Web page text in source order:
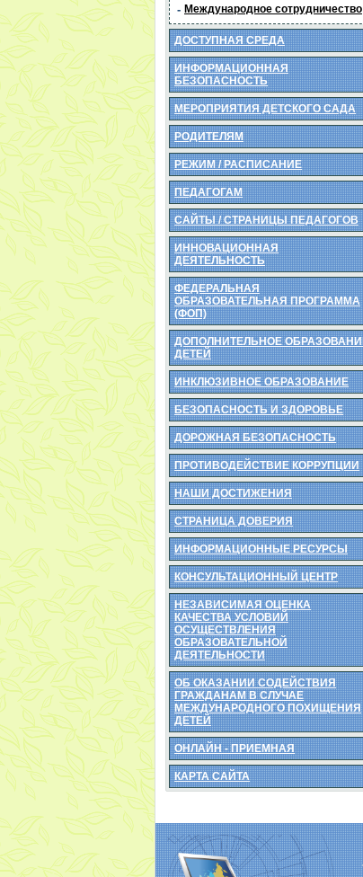
- Международное сотрудничество
ДОСТУПНАЯ СРЕДА
ИНФОРМАЦИОННАЯ
БЕЗОПАСНОСТЬ
МЕРОПРИЯТИЯ ДЕТСКОГО САДА
РОДИТЕЛЯМ
РЕЖИМ / РАСПИСАНИЕ
ПЕДАГОГАМ
САЙТЫ / СТРАНИЦЫ ПЕДАГОГОВ
ИННОВАЦИОННАЯ
ДЕЯТЕЛЬНОСТЬ
ФЕДЕРАЛЬНАЯ
ОБРАЗОВАТЕЛЬНАЯ ПРОГРАММА
(ФОП)
ДОПОЛНИТЕЛЬНОЕ
ДЕТЕЙ
ИНКЛЮЗИВНОЕ ОБРАЗОВАНИЕ
БЕЗОПАСНОСТЬ И ЗДОРОВЬЕ
ДОРОЖНАЯ БЕЗОПАСНОСТЬ
ПРОТИВОДЕЙСТВИЕ КОРРУПЦИИ
НАШИ ДОСТИЖЕНИЯ
СТРАНИЦА ДОВЕРИЯ
ИНФОРМАЦИОННЫЕ РЕСУРСЫ
КОНСУЛЬТАЦИОННЫЙ ЦЕНТР
НЕЗАВИСИМАЯ ОЦЕНКА
КАЧЕСТВА УСЛОВИЙ
ОСУЩЕСТВЛЕНИЯ
ОБРАЗОВАТЕЛЬНОЙ
ДЕЯТЕЛЬНОСТИ
ОБ ОКАЗАНИИ СОДЕЙСТВИЯ
ГРАЖДАНАМ В СЛУЧАЕ
МЕЖДУНАРОДНОГО ПОХИЩЕНИЯ
ДЕТЕЙ
ОНЛАЙН - ПРИЕМНАЯ
КАРТА САЙТА